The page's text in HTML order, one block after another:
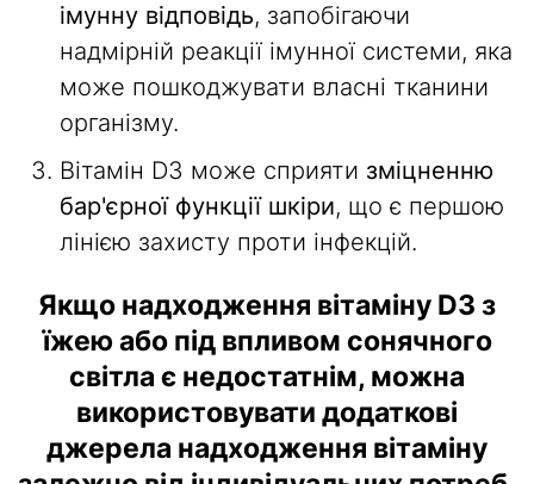
імунну відповідь, запобігаючи
надмірній реакції імунної системи, яка
може пошкоджувати власні тканини
організму.
Вітамін D3 може сприяти зміцненню
бар'єрної функції шкіри, що є першою
лінією захисту проти інфекцій.
Якщо надходження вітаміну D3 з
їжею або під впливом сонячного
світла є недостатнім, можна
використовувати додаткові
джерела надходження вітаміну